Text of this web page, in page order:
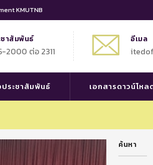
KMUTNB
ชาสัมพันธ์
2000 ต่อ 2311
อีเมล
ประชาสัมพันธ์ เอกสารดาวน์โหล
ค้นหา